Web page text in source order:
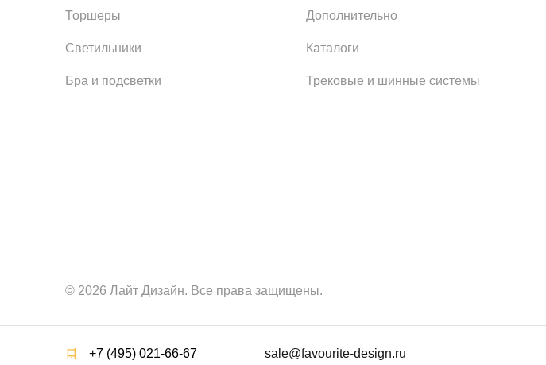
+7 (495) 021-66-67 sale@favourite-design.ru
Торшеры
Светильники
Бра и подсветки
Дополнительно
Каталоги
Трековые и шинные системы
© 2026 Лайт Дизайн. Все права защищены.